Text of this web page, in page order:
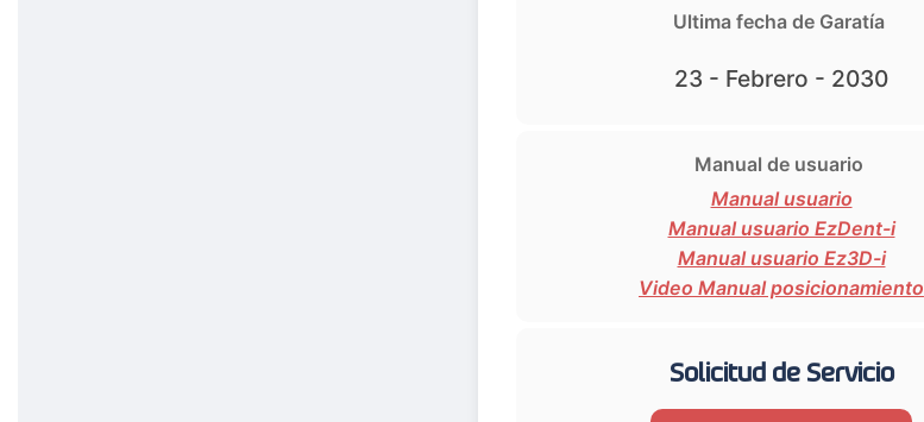
Ultima fecha de Garatía
23 - Febrero - 2030
Manual de usuario
Manual usuario
Manual usuario EzDent-i
Manual usuario Ez3D-i
Video Manual posicionamiento
Solicitud de Servicio